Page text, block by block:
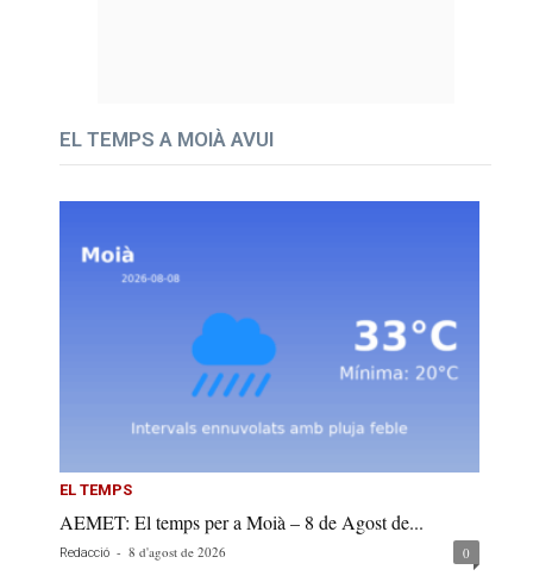
EL TEMPS A MOIÀ AVUI
EL TEMPS
AEMET: El temps per a Moià – 8 de Agost de...
Redacció - 8 d'agost de 2026 0